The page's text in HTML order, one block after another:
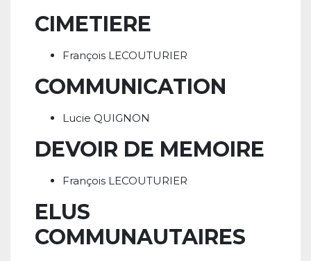
CIMETIERE
François LECOUTURIER
COMMUNICATION
Lucie QUIGNON
DEVOIR DE MEMOIRE
François LECOUTURIER
ELUS
COMMUNAUTAIRES